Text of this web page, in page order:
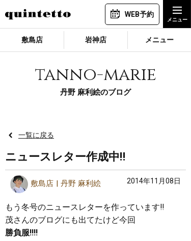
WEB予約
敷島店 岩神店 メニュー
tanno-marie
丹野 麻利絵のブログ
一覧に戻る
ニュースレター作成中‼︎
敷島店 丹野 麻利絵 2014年11月08日
もう冬号のニュースレターを作っています‼︎
茂さんのブログにも出てたけど今回
勝負服‼︎‼︎